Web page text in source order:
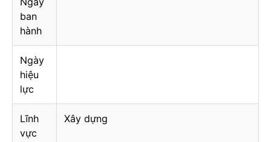
ban
hành
Ngày
hiệu
lực
Lĩnh
vực
Xây dựng